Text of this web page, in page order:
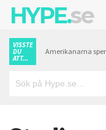
HYPE.se
VISSTE
DU
ATT...
Amerikanarna